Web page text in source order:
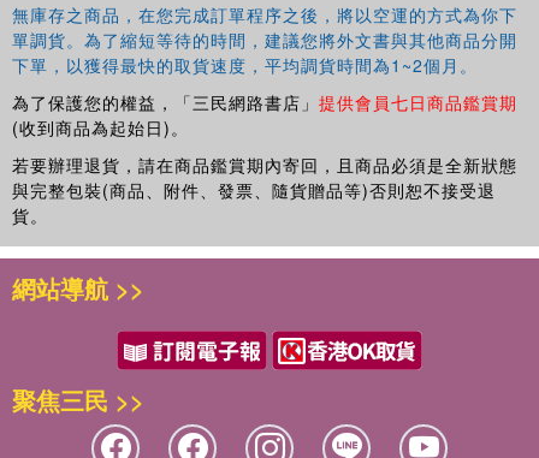
An expanded discussion of relational ethics in narrative inquiry that
highlights links to a relational ontology
An updated account of the field of narrative inquiry that highlights
future directions, including the necessity of response groups,
and questions of responsibility and community
The increasing interest in narrative inquiry as research
essential guide and an excellent text for graduate courses
in qualitative inquiry, education and nursing research,
narrative research and inquiry.
無庫存之商品，在您完成訂單程序之後，將以空運的方式為你下
單調貨。為了縮短等待的時間，建議您將外文書與其他商品分開
下單，以獲得最快的取貨速度，平均調貨時間為1~2個月。
為了保護您的權益，「三民網路書店」 提供會員七日商品鑑賞期
(收到商品為起始日)。
若要辦理退貨，請在商品鑑賞期內寄回，且商品必須是全新狀態
與完整包裝(商品、附件、發票、隨貨贈品等)否則恕不接受退
貨。
網站導航 >>
聚焦三民 >>